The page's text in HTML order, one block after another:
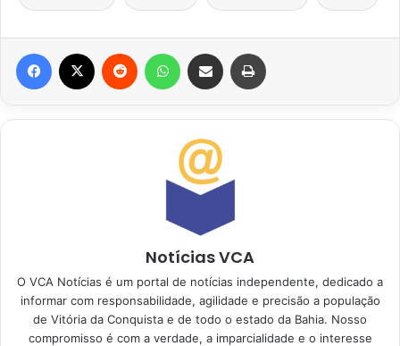
Facebook Reddit WhatsAppCompartilhar via e-mail
Notícias VCA
O VCA Notícias é um portal de notícias independente, dedicado a
informar com responsabilidade, agilidade e precisão a população
de Vitória da Conquista e de todo o estado da Bahia. Nosso
compromisso é com a verdade, a imparcialidade e o interesse